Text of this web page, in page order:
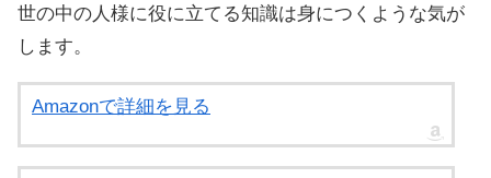
世の中の人様に役に立てる知識は身につくような気が
します。
Amazonで詳細を見る